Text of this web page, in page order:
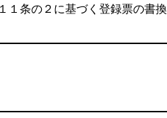
１条の２に基づく登録票の書換